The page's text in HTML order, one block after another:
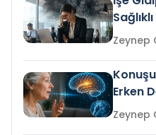
Gelir
Erken
mi?